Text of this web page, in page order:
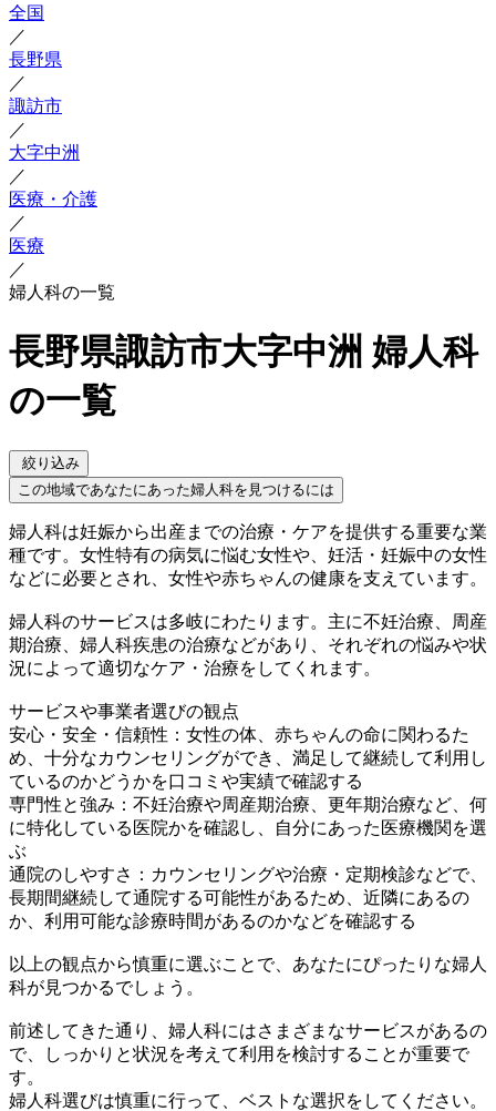
全国
／
長野県
／
諏訪市
／
大字中洲
／
医療・介護
／
医療
／
婦人科の一覧
長野県諏訪市大字中洲 婦人科
の一覧
絞り込み
この地域であなたにあった婦人科を見つけるには
婦人科は妊娠から出産までの治療・ケアを提供する重要な業
種です。女性特有の病気に悩む女性や、妊活・妊娠中の女性
などに必要とされ、女性や赤ちゃんの健康を支えています。
婦人科のサービスは多岐にわたります。主に不妊治療、周産
期治療、婦人科疾患の治療などがあり、それぞれの悩みや状
況によって適切なケア・治療をしてくれます。
サービスや事業者選びの観点
安心・安全・信頼性：女性の体、赤ちゃんの命に関わるた
め、十分なカウンセリングができ、満足して継続して利用し
ているのかどうかを口コミや実績で確認する
専門性と強み：不妊治療や周産期治療、更年期治療など、何
に特化している医院かを確認し、自分にあった医療機関を選
ぶ
通院のしやすさ：カウンセリングや治療・定期検診などで、
長期間継続して通院する可能性があるため、近隣にあるの
か、利用可能な診療時間があるのかなどを確認する
以上の観点から慎重に選ぶことで、あなたにぴったりな婦人
科が見つかるでしょう。
前述してきた通り、婦人科にはさまざまなサービスがあるの
で、しっかりと状況を考えて利用を検討することが重要で
す。
婦人科選びは慎重に行って、ベストな選択をしてください。